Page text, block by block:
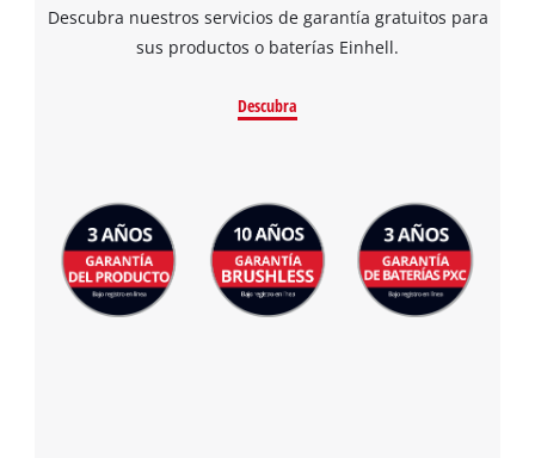
Descubra nuestros servicios de garantía gratuitos para
sus productos o baterías Einhell.
Descubra